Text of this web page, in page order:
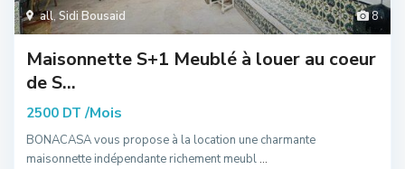
8
all, Sidi Bousaid
Maisonnette S+1 Meublé à louer au coeur
de S...
2500 DT /Mois
BONACASA vous propose à la location une charmante
maisonnette indépendante richement meubl...